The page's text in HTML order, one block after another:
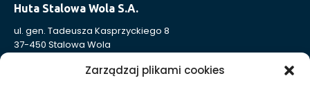
Zarządzaj plikami cookies
Huta Stalowa Wola S.A.
ul. gen. Tadeusza Kasprzyckiego 8
37-450 Stalowa Wola
Nr KRS: 0000004324